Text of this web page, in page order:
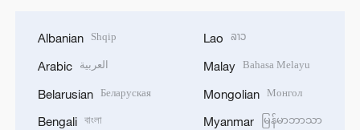
Albanian Shqip
Arabic العربية
Belarusian Беларуская
Bengali বাংলা
Lao ລາວ
Malay Bahasa Melayu
Mongolian Монгол
Myanmar မြန်မာဘာသာ